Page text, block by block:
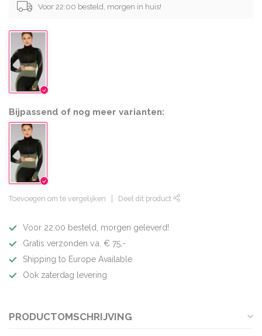
Voor 22:00 besteld, morgen in huis!
Bijpassend of nog meer varianten:
Toevoegen om te vergelijken Deel dit product
Voor 22:00 besteld, morgen geleverd!
Gratis verzonden v.a. € 75,-
Shipping to Europe Available
Ook zaterdag levering
PRODUCTOMSCHRIJVING